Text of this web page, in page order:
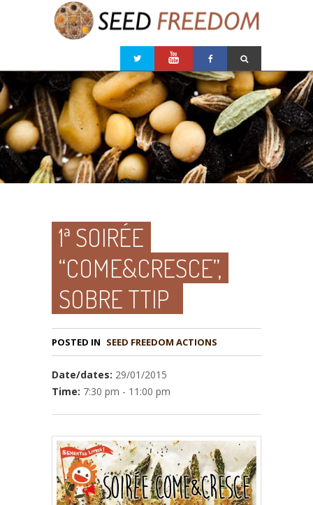
1ª SOIRÉE
“COME&CRESCE”,
SOBRE TTIP
POSTED IN
Date/dates: 29/01/2015
Time: 7:30 pm - 11:00 pm